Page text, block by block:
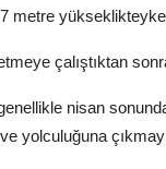
metre
çalıştıktan
nisan
yolculuğuna